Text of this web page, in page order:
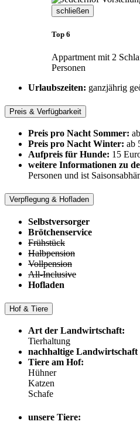
schließen
Top 6
Appartment mit 2
Personen
Urlaubszeiten: ganzjährig
Preis & Verfügbarkeit
Preis pro Nacht Sommer:
Preis pro Nacht Winter: ab
Aufpreis für Hunde: 15
weitere Informationen zu
Personen und ist
Verpflegung & Hofladen
Selbstversorger
Brötchenservice
Frühstück
Halbpension
Vollpension
All-Inclusive
Hofladen
Hof & Tiere
Art der Landwirtschaft:
Tierhaltung
nachhaltige Landwirtschaft
Tiere am Hof:
Hühner
Katzen
Schafe
unsere Tiere: